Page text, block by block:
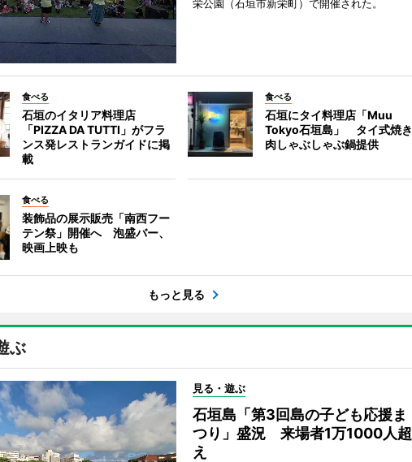
栄公園（石垣市新栄町）で開催された。
食べる
石垣のイタリア料理店
「PIZZA DA TUTTI」がフラ
ンス発レストランガイドに掲
載
食べる
石垣にタイ料理店「Muu
Tokyo石垣島」 タイ式焼き
肉しゃぶしゃぶ鍋提供
食べる
装飾品の展示販売「南西フー
テン祭」開催へ 泡盛バー、
映画上映も
もっと見る
ぶ
見る・遊ぶ
石垣島「第3回島の子ども応援ま
つり」盛況 来場者1万1000人超
え